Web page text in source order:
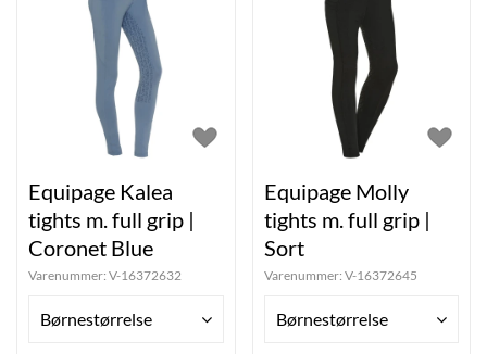
Equipage Kalea
tights m. full grip |
Coronet Blue
Varenummer: V-16372632
Børnestørrelse
Equipage Molly
tights m. full grip |
Sort
Varenummer: V-16372645
Børnestørrelse